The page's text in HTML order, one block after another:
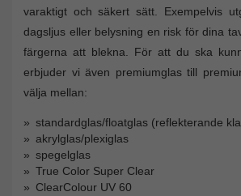
varaktigt och säkert sätt. Exempelvis
dagsljus eller belysning en risk för dina
färgerna att blekna. För att du ska
erbjuder vi även premiumglas till
välja mellan:
standardglas/floatglas (reflekterande
akrylglas/plexiglas
spegelglas
True Color Super Clear
ClearColour UV 60